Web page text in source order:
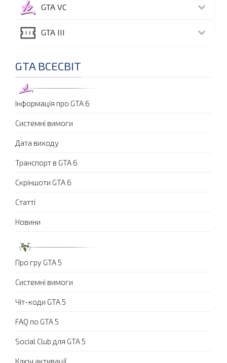
GTA VC
GTA III
GTA ВСЕСВІТ
Інформація про GTA 6
Системні вимоги
Дата виходу
Транспорт в GTA 6
Скріншоти GTA 6
Статті
Новини
Про гру GTA 5
Системні вимоги
Чіт-коди GTA 5
FAQ по GTA 5
Social Club для GTA 5
Ключ активації